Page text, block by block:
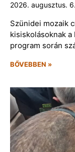
2026. augusztus.
Szünidei mozaik
kisiskolásoknak a
program során
BŐVEBBEN »